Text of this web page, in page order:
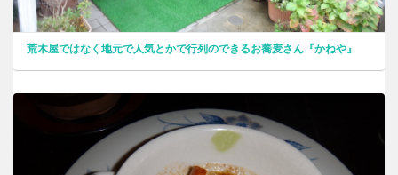
荒木屋ではなく地元で人気とかで行列のできるお蕎麦さん『かねや』